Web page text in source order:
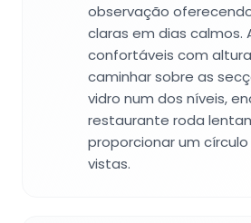
observação
claras em dias calmos.
confortáveis com
caminhar sobre as
vidro num dos níveis,
restaurante roda
proporcionar um
vistas.